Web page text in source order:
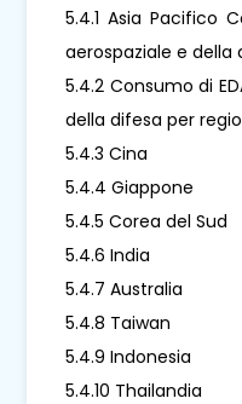
5.4.1 Asia Pacifico
aerospaziale e della
5.4.2 Consumo di
della difesa per
5.4.3 Cina
5.4.4 Giappone
5.4.5 Corea del Sud
5.4.6 India
5.4.7 Australia
5.4.8 Taiwan
5.4.9 Indonesia
5.4.10 Thailandia